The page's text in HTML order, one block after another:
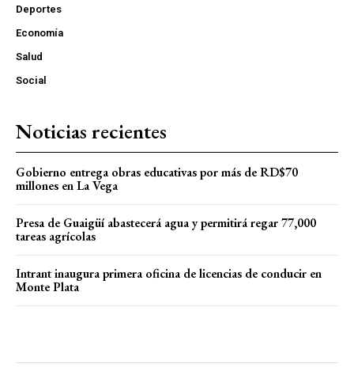
Deportes
Economía
Salud
Social
Noticias recientes
Gobierno entrega obras educativas por más de RD$70
millones en La Vega
Presa de Guaigüí abastecerá agua y permitirá regar 77,000
tareas agrícolas
Intrant inaugura primera oficina de licencias de conducir en
Monte Plata